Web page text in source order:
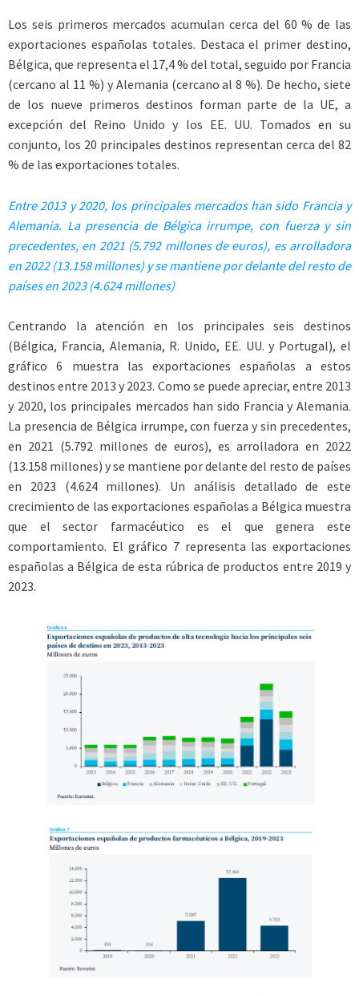
Los seis primeros mercados acumulan cerca del 60 % de las
exportaciones españolas totales. Destaca el primer destino,
Bélgica, que representa el 17,4 % del total, seguido por Francia
(cercano al 11 %) y Alemania (cercano al 8 %). De hecho, siete
de los nueve primeros destinos forman parte de la UE, a
excepción del Reino Unido y los EE. UU. Tomados en su
conjunto, los 20 principales destinos representan cerca del 82
% de las exportaciones totales.
Entre 2013 y 2020, los principales mercados han sido Francia y
Alemania. La presencia de Bélgica irrumpe, con fuerza y sin
precedentes, en 2021 (5.792 millones de euros), es arrolladora
en 2022 (13.158 millones) y se mantiene por delante del resto de
países en 2023 (4.624 millones)
Centrando la atención en los principales seis destinos
(Bélgica, Francia, Alemania, R. Unido, EE. UU. y Portugal), el
gráfico 6 muestra las exportaciones españolas a estos
destinos entre 2013 y 2023. Como se puede apreciar, entre 2013
y 2020, los principales mercados han sido Francia y Alemania.
La presencia de Bélgica irrumpe, con fuerza y sin precedentes,
en 2021 (5.792 millones de euros), es arrolladora en 2022
(13.158 millones) y se mantiene por delante del resto de países
en 2023 (4.624 millones). Un análisis detallado de este
crecimiento de las exportaciones españolas a Bélgica muestra
que el sector farmacéutico es el que genera este
comportamiento. El gráfico 7 representa las exportaciones
españolas a Bélgica de esta rúbrica de productos entre 2019 y
2023.